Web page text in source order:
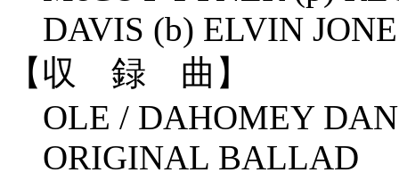
DAVIS (b) ELVIN
【収 録 曲】
OLE / DAHOMEY
ORIGINAL BALLAD